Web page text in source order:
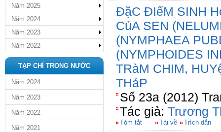
Năm 2025
Năm 2024
Năm 2023
Năm 2022
TẠP CHÍ TRONG NƯỚC
Năm 2024
Năm 2023
Năm 2022
Năm 2021
ĐặC ĐIểM SINH
CủA SEN
(NYMPHAEA
(NYMPHOIDES
TRàM CHIM,
THáP
Số 23a (2012)
Tác giả: Trương
Tóm tắt Tải về Trích dẫn